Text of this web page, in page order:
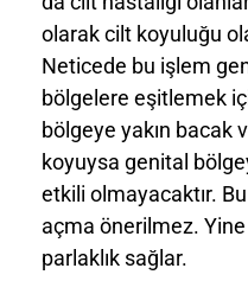
olarak cilt koyuluğu
Neticede bu işlem
bölgelere eşitlemek
bölgeye yakın bacak
koyuysa genital
etkili olmayacaktır.
açma önerilmez.
parlaklık sağlar.